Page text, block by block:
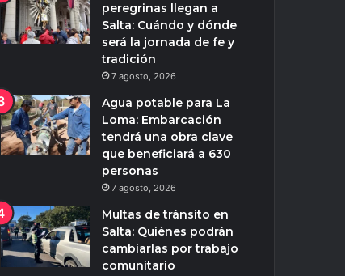
peregrinas llegan a
Salta: Cuándo y dónde
será la jornada de fe y
tradición
7 agosto, 2026
Agua potable para La
Loma: Embarcación
tendrá una obra clave
que beneficiará a 630
personas
7 agosto, 2026
Multas de tránsito en
Salta: Quiénes podrán
cambiarlas por trabajo
comunitario